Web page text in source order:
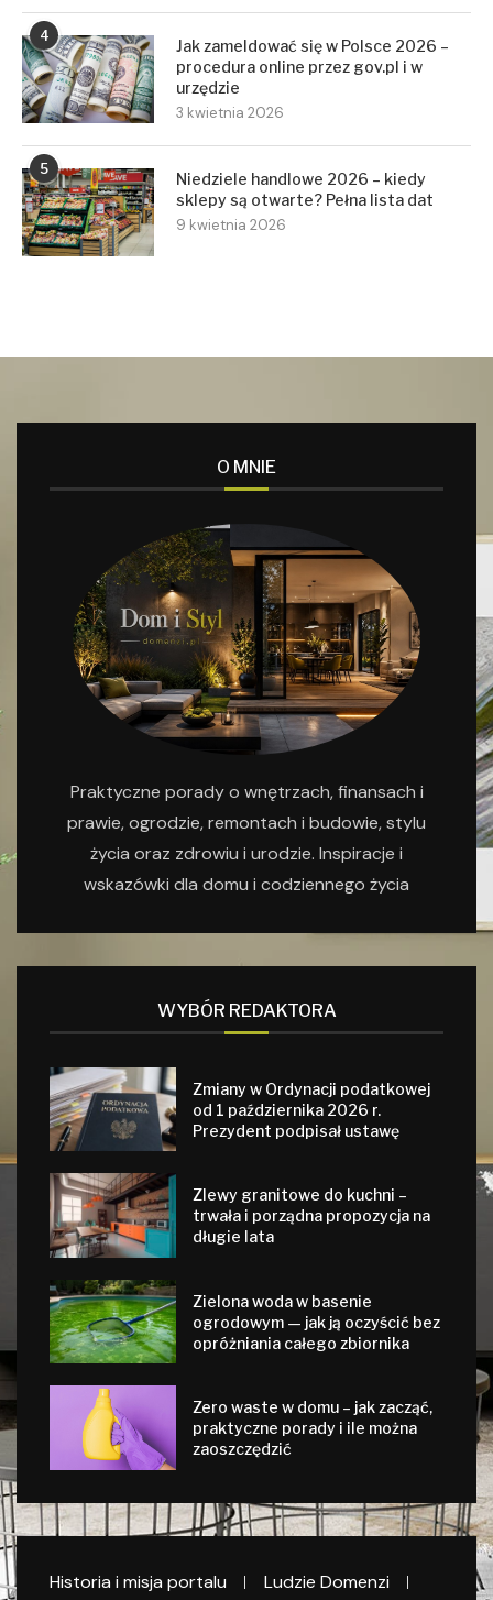
4
Jak zameldować się w Polsce 2026 –
procedura online przez gov.pl i w
urzędzie
3 kwietnia 2026
5
Niedziele handlowe 2026 – kiedy
sklepy są otwarte? Pełna lista dat
9 kwietnia 2026
O MNIE
Praktyczne porady o wnętrzach, finansach i
prawie, ogrodzie, remontach i budowie, stylu
życia oraz zdrowiu i urodzie. Inspiracje i
wskazówki dla domu i codziennego życia
WYBÓR REDAKTORA
Zmiany w Ordynacji podatkowej
od 1 października 2026 r.
Prezydent podpisał ustawę
Zlewy granitowe do kuchni –
trwała i porządna propozycja na
długie lata
Zielona woda w basenie
ogrodowym — jak ją oczyścić bez
opróżniania całego zbiornika
Zero waste w domu – jak zacząć,
praktyczne porady i ile można
zaoszczędzić
Historia i misja portalu
Ludzie Domenzi